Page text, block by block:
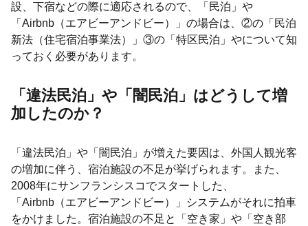
設、下宿などの際に適応されるので、「民泊」や
「Airbnb（エアビーアンドビー）」の場合は、②の「民泊
新法（住宅宿泊事業法）」③の「特区民泊」やについて知
っておく必要があります。
「違法民泊」や「闇民泊」はどうして増
加したのか？
「違法民泊」や「闇民泊」が増えた要因は、外国人観光客
の増加に伴う、宿泊施設の不足が挙げられます。また、
2008年にサンフランシスコでスタートした、
「Airbnb（エアビーアンドビー）」システムがそれに拍車
をかけました。宿泊施設の不足と「空き家」や「空き部